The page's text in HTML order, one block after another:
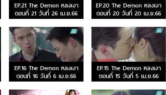
EP.21 The Demon หลงเงา
ตอนที่ 21 วันที่ 26 เม.ย.66
EP.20 The Demon หลงเงา
ตอนที่ 20 วันที่ 20 เม.ย.66
EP.16 The Demon หลงเงา
ตอนที่ 16 วันที่ 6 เม.ย.66
EP.15 The Demon หลงเงา
ตอนที่ 15 วันที่ 5 เม.ย.66